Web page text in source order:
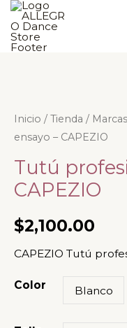
contenido
Inicio / Tienda / Marcas
ensayo – CAPEZIO
Tutú
CAPEZIO
$2,100.00
CAPEZIO Tutú
Color Blanco
Tutú
profesional
de
ensayo
-
CAPEZIO
cantidad